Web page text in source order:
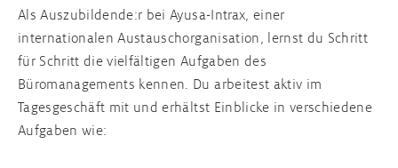
Schüleraustausch Schottland
Schüleraustausch Irland
Auslandsjahr England
Schüleraustausch nach dem Abitur
Broschüre
Infos für Schulen
Als Auszubildende:r bei Ayusa-Intrax, einer
internationalen Austauschorganisation, lernst du Schritt
für Schritt die vielfältigen Aufgaben des
Büromanagements kennen. Du arbeitest aktiv im
Tagesgeschäft mit und erhältst Einblicke in verschiedene
Aufgaben wie: